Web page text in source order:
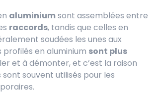
aluminiumsont assemblées entre
raccords, tandis que celles en
soudées les unes aux
profilés en aluminium sont plus
et à démonter, et c’est la raison
sont souvent utilisés pour les